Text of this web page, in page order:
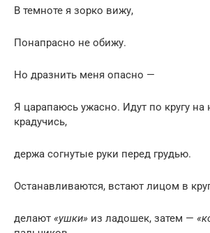
В темноте я зорко вижу,
Понапрасно не обижу.
Но дразнить меня опасно —
Я царапаюсь ужасно. Идут по кругу на
крадучись,
держа согнутые руки перед грудью.
Останавливаются, встают лицом в
делают «ушки» из ладошек, затем —